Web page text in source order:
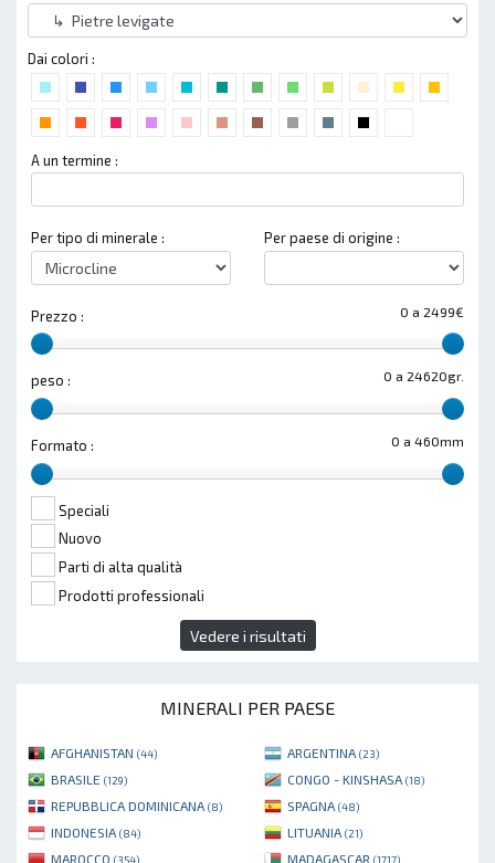
Dai colori :
A un termine :
Per tipo di minerale : Per paese di origine :
0 a 2499€
Prezzo :
0 a 24620gr.
peso :
0 a 460mm
Formato :
Speciali
Nuovo
Parti di alta qualità
Prodotti professionali
Vedere i risultati
MINERALI PER PAESE
AFGHANISTAN (44) ARGENTINA (23)
BRASILE (129) CONGO - KINSHASA (18)
REPUBBLICA DOMINICANA (8) SPAGNA (48)
INDONESIA (84) LITUANIA (21)
MAROCCO (354) MADAGASCAR (1717)